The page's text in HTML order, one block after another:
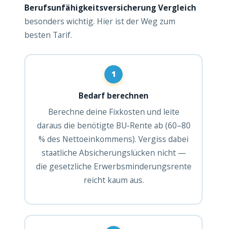
Berufsunfähigkeitsversicherung Vergleich
besonders wichtig. Hier ist der Weg zum
besten Tarif.
1
Bedarf berechnen
Berechne deine Fixkosten und leite
daraus die benötigte BU-Rente ab (60–80
% des Nettoeinkommens). Vergiss dabei
staatliche Absicherungslücken nicht —
die gesetzliche Erwerbsminderungsrente
reicht kaum aus.